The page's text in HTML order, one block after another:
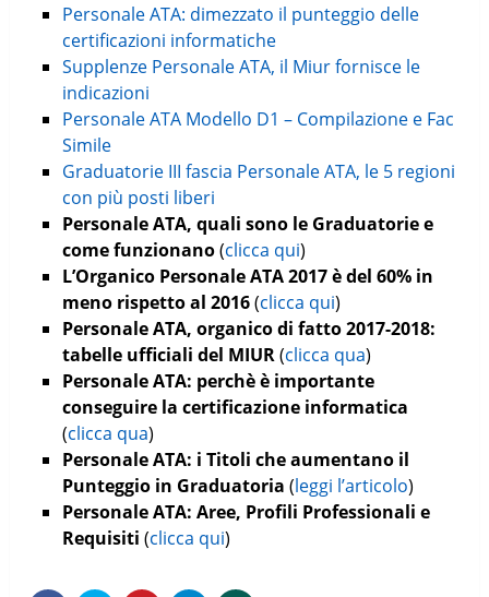
Personale ATA: dimezzato il punteggio delle
certificazioni informatiche
Supplenze Personale ATA, il Miur fornisce le
indicazioni
Personale ATA Modello D1 – Compilazione e Fac
Simile
Graduatorie III fascia Personale ATA, le 5 regioni
con più posti liberi
Personale ATA, quali sono le Graduatorie e
come funzionano(clicca qui)
L’Organico Personale ATA 2017 è del 60% in
meno rispetto al 2016(clicca qui)
Personale ATA, organico di fatto 2017-2018:
tabelle ufficiali del MIUR(clicca qua)
Personale ATA: perchè è importante
conseguire la certificazione informatica
(clicca qua)
Personale ATA: i Titoli che aumentano il
Punteggio in Graduatoria (leggi l’articolo)
Personale ATA: Aree, Profili Professionali e
Requisiti (clicca qui)